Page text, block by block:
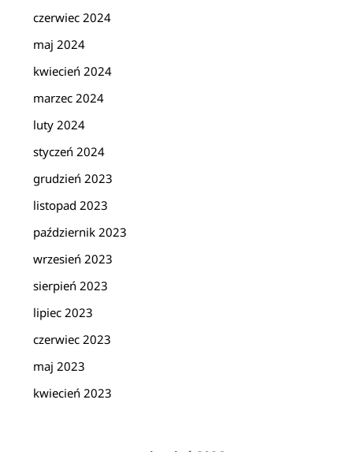
czerwiec 2024
maj 2024
kwiecień 2024
marzec 2024
luty 2024
styczeń 2024
grudzień 2023
listopad 2023
październik 2023
wrzesień 2023
sierpień 2023
lipiec 2023
czerwiec 2023
maj 2023
kwiecień 2023